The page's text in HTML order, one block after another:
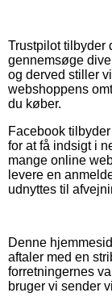
Trustpilot tilbyder
gennemsøge
og derved stiller
webshoppens
du køber.
Facebook
for at få indsigt i
mange online
levere en
udnyttes til
Denne
aftaler med en
forretningernes
bruger vi sender